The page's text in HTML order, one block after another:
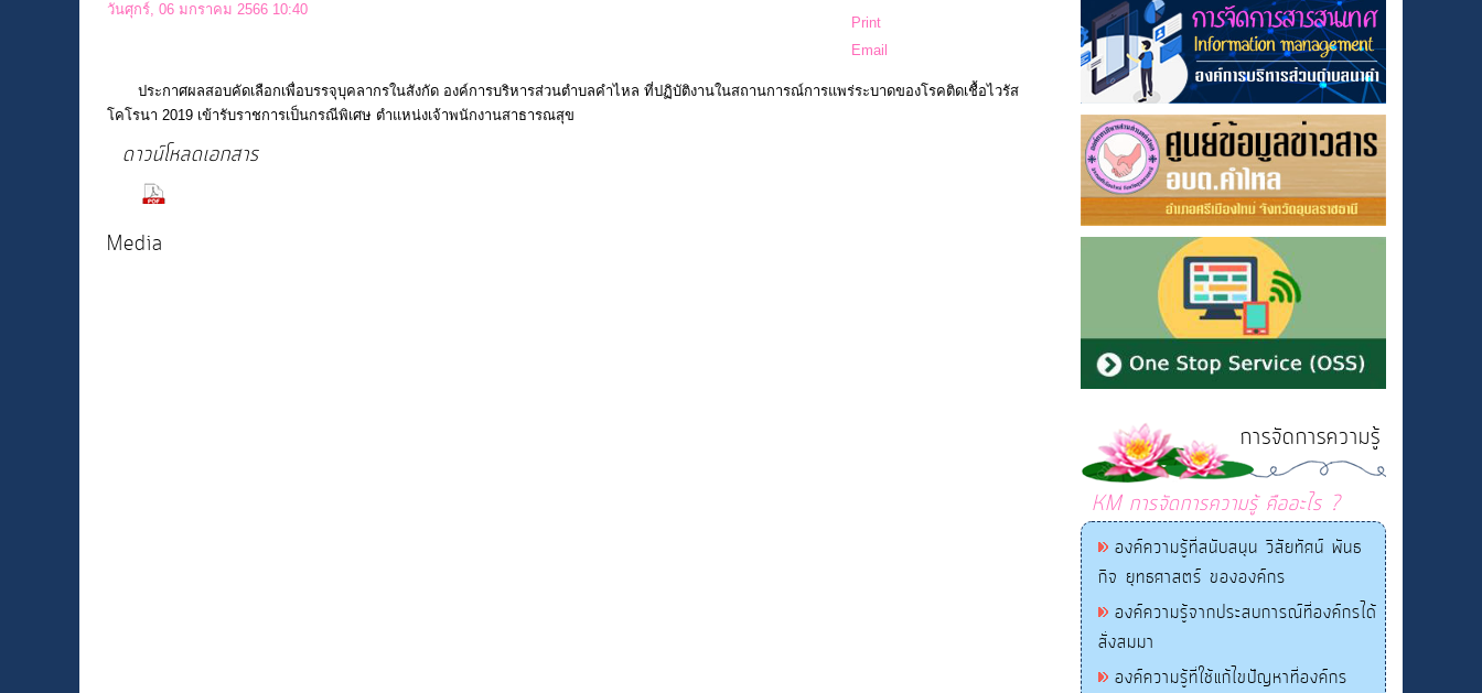
วันศุกร์, 06 มกราคม 2566 10:40
Print
Email
ประกาศผลสอบคัดเลือกเพื่อบรรจุบุคลากรในสังกัด องค์การบริหารส่วนตำบลคำไหล ที่ปฏิบัติงานในสถานการณ์การแพร่ระบาดของโรคติดเชื้อไวรัส
โคโรนา 2019 เข้ารับราชการเป็นกรณีพิเศษ ตำแหน่งเจ้าพนักงานสาธารณสุข
ดาวน์โหลดเอกสาร
Media
การจัดการความรู้
KM การจัดการความรู้ คืออะไร ?
องค์ความรู้ที่สนับสนุน วิสัยทัศน์ พันธ
กิจ ยุทธศาสตร์ ขององค์กร
องค์ความรู้จากประสบการณ์ที่องค์กรได้
สั่งสมมา
องค์ความรู้ที่ใช้แก้ไขปัญหาที่องค์กร